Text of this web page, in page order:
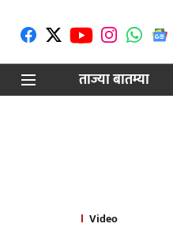
ताज्या बातम्या
Video